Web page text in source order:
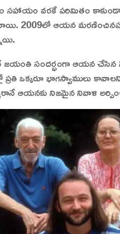
సహాయం వరకే పరిమితం
2009లో ఆయన
జయంతి సందర్భంగా ఆయన చేసిన
ఒక్కరూ భాగస్వాములు
ఆయనకు నిజమైన నివాళి